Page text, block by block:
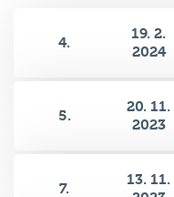
4.
19. 2.
2024
5.
20. 11.
2023
7.
13. 11.